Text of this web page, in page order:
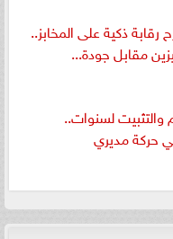
رقابة ذكية على المخابز..
مقابل جودة...
والتثبيت لسنوات..
حركة مديري